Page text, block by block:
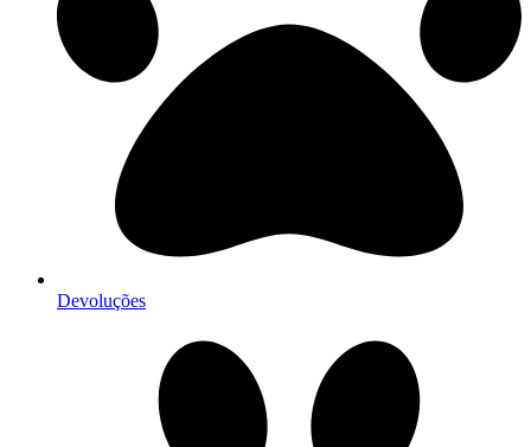
Devoluções